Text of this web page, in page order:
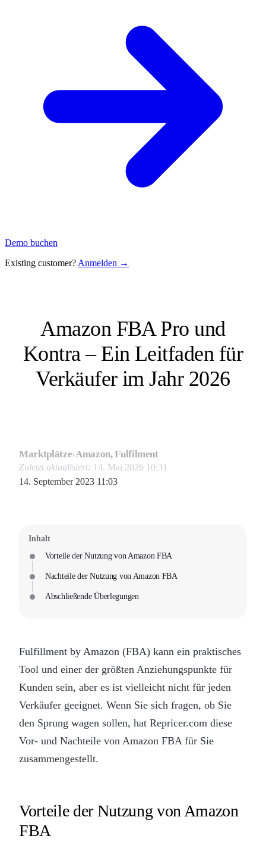
Demo buchen
Existing customer? Anmelden →
Amazon FBA Pro und
Kontra – Ein Leitfaden für
Verkäufer im Jahr 2026
Marktplätze›Amazon, Fulfilment
Zuletzt aktualisiert: 14. Mai 2026 10:31
14. September 2023 11:03
Inhalt
Vorteile der Nutzung von Amazon FBA
Nachteile der Nutzung von Amazon FBA
Abschließende Überlegungen
Fulfillment by Amazon (FBA) kann ein praktisches
Tool und einer der größten Anziehungspunkte für
Kunden sein, aber es ist vielleicht nicht für jeden
Verkäufer geeignet. Wenn Sie sich fragen, ob Sie
den Sprung wagen sollen, hat Repricer.com diese
Vor- und Nachteile von Amazon FBA für Sie
zusammengestellt.
Vorteile der Nutzung von Amazon
FBA